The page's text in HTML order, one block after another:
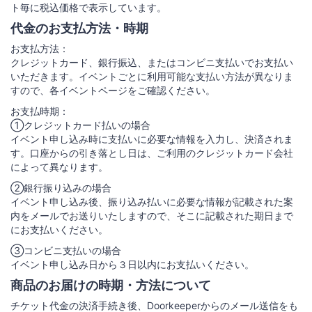
ト毎に税込価格で表示しています。
代金のお支払方法・時期
お支払方法：
クレジットカード、銀行振込、またはコンビニ支払いでお支払い
いただきます。イベントごとに利用可能な支払い方法が異なりま
すので、各イベントページをご確認ください。
お支払時期：
①クレジットカード払いの場合
イベント申し込み時に支払いに必要な情報を入力し、決済されま
す。口座からの引き落とし日は、ご利用のクレジットカード会社
によって異なります。
②銀行振り込みの場合
イベント申し込み後、振り込み払いに必要な情報が記載された案
内をメールでお送りいたしますので、そこに記載された期日まで
にお支払いください。
③コンビニ支払いの場合
イベント申し込み日から３日以内にお支払いください。
商品のお届けの時期・方法について
チケット代金の決済手続き後、Doorkeeperからのメール送信をも